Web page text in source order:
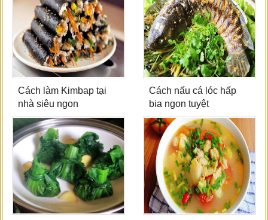
Cách làm Kimbap tại
nhà siêu ngon
Cách nấu cá lóc hấp
bia ngon tuyệt